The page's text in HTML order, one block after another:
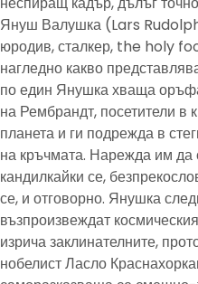
Януш Валушка (Lars
юродив, сталкер, the holy
нагледно какво
по един Янушка хваща
на Рембрандт, посетители в
планета и ги подрежда в
на кръчмата. Нарежда им да
кандилкайки се,
се, и отговорно. Янушка
възпроизвеждат
изрича заклинателните,
нобелист Ласло